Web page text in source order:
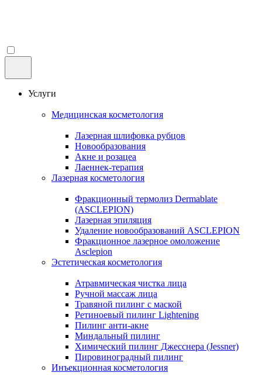
Услуги
Медицинская косметология
Лазерная шлифовка рубцов
Новообразования
Акне и розацеа
Лаеннек-терапия
Лазерная косметология
Фракционный термолиз Dermablate
(ASCLEPION)
Лазерная эпиляция
Удаление новообразований ASCLEPION
Фракционное лазерное омоложение
Asclepion
Эстетическая косметология
Атравмическая чистка лица
Ручной массаж лица
Травяной пилинг с маской
Ретиноевый пилинг Lightening
Пилинг анти-акне
Миндальный пилинг
Химический пилинг Джесснера (Jessner)
Пировиноградный пилинг
Инъекционная косметология